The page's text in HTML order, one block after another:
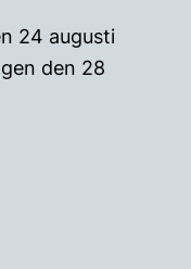
24 augusti
den 28